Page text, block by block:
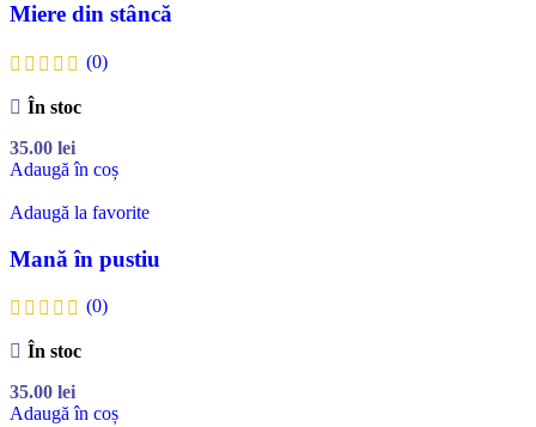
Miere din stâncă
(0)
În stoc
35.00 lei
Adaugă în coș
Adaugă la favorite
Mană în pustiu
(0)
În stoc
35.00 lei
Adaugă în coș